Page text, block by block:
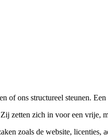
of ons structureel steunen.
zetten zich in voor een vrije,
zoals de website, licenties,